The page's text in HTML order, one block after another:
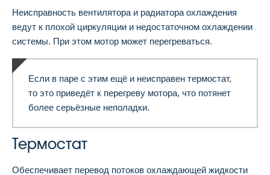
Неисправность вентилятора и радиатора охлаждения
ведут к плохой циркуляции и недостаточном охлаждении
системы. При этом мотор может перегреваться.
Если в паре с этим ещё и неисправен термостат,
то это приведёт к перегреву мотора, что потянет
более серьёзные неполадки.
Термостат
Обеспечивает перевод потоков охлаждающей жидкости